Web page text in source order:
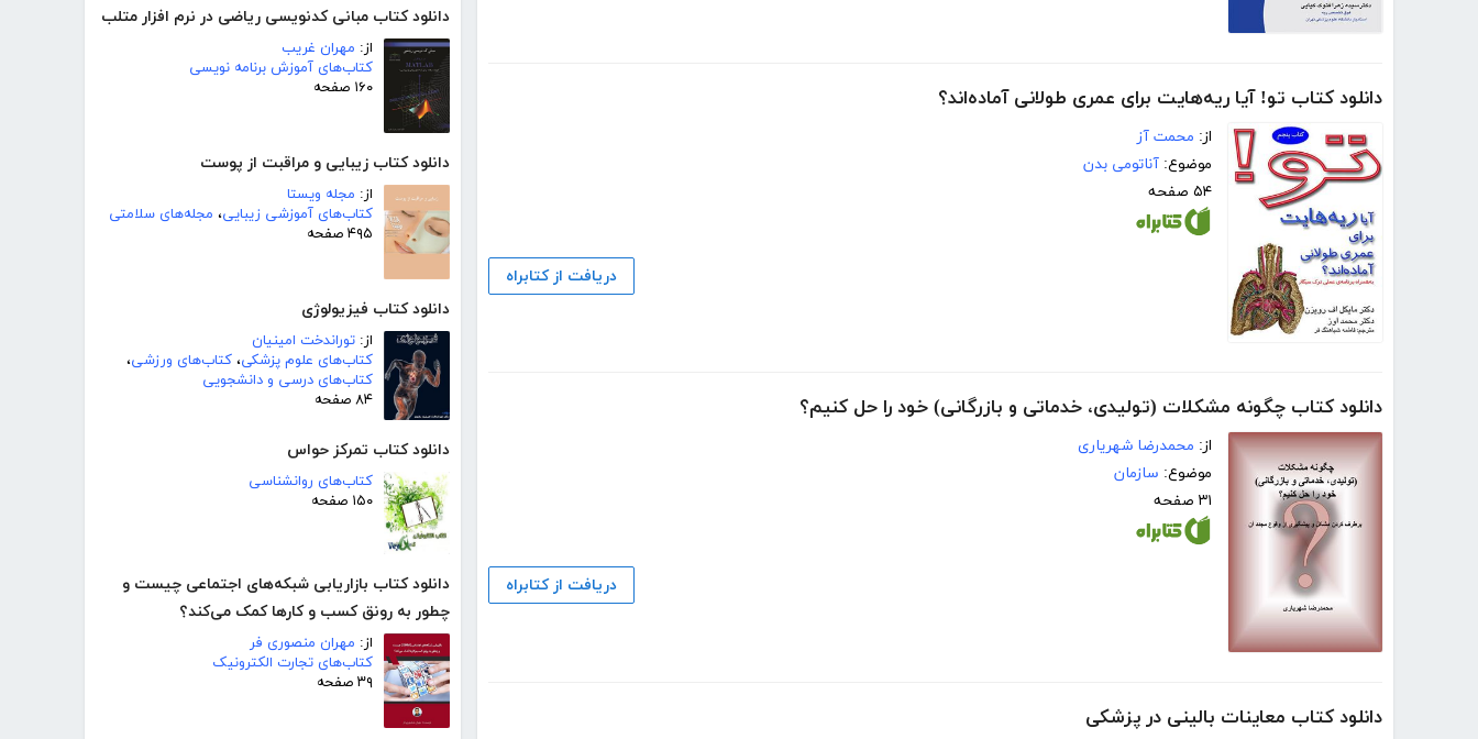
دانلود کتاب مبانی کدنویسی ریاضی در نرم افزار متلب
از: مهران غریب
کتاب‌های آموزش برنامه نویسی
۱۶۰ صفحه
دانلود کتاب زیبایی و مراقبت از پوست
از: مجله ویستا
کتاب‌های آموزشی زیبایی، مجله‌های سلامتی
۴۹۵ صفحه
دانلود کتاب فیزیولوژی
از: توراندخت امینیان
کتاب‌های علوم پزشکی، کتاب‌های ورزشی،
کتاب‌های درسی و دانشجویی
۸۴ صفحه
دانلود کتاب تمرکز حواس
کتاب‌های روانشناسی
۱۵۰ صفحه
دانلود کتاب بازاریابی شبکه‌های اجتماعی چیست و
چطور به رونق کسب و‌ کارها کمک می‌کند؟
از: مهران منصوری فر
کتاب‌های تجارت الکترونیک
۳۹ صفحه
دانلود کتاب تو! آیا ریه‌هایت برای عمری طولانی آماده‌اند؟
از: محمت آز
موضوع: آناتومی بدن
۵۴ صفحه
دریافت از کتابراه
دانلود کتاب چگونه مشکلات (تولیدی، خدماتی و بازرگانی) خود را حل کنیم؟
از: محمدرضا شهریاری
موضوع: سازمان
۳۱ صفحه
دریافت از کتابراه
دانلود کتاب معاینات بالینی در پزشکی